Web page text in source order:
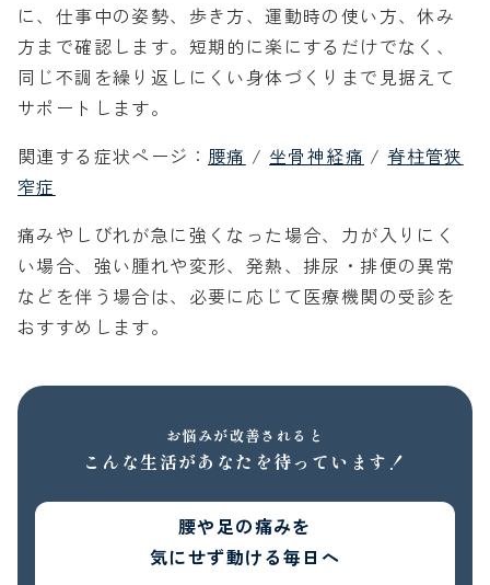
に、仕事中の姿勢、歩き方、運動時の使い方、休み
方まで確認します。短期的に楽にするだけでなく、
同じ不調を繰り返しにくい身体づくりまで見据えて
サポートします。
関連する症状ページ： 腰痛 / 坐骨神経痛 / 脊柱管狭
窄症
痛みやしびれが急に強くなった場合、力が入りにく
い場合、強い腫れや変形、発熱、排尿・排便の異常
などを伴う場合は、必要に応じて医療機関の受診を
おすすめします。
お悩みが改善されると
こんな生活があなたを待っています！
腰や足の痛みを
気にせず動ける毎日へ